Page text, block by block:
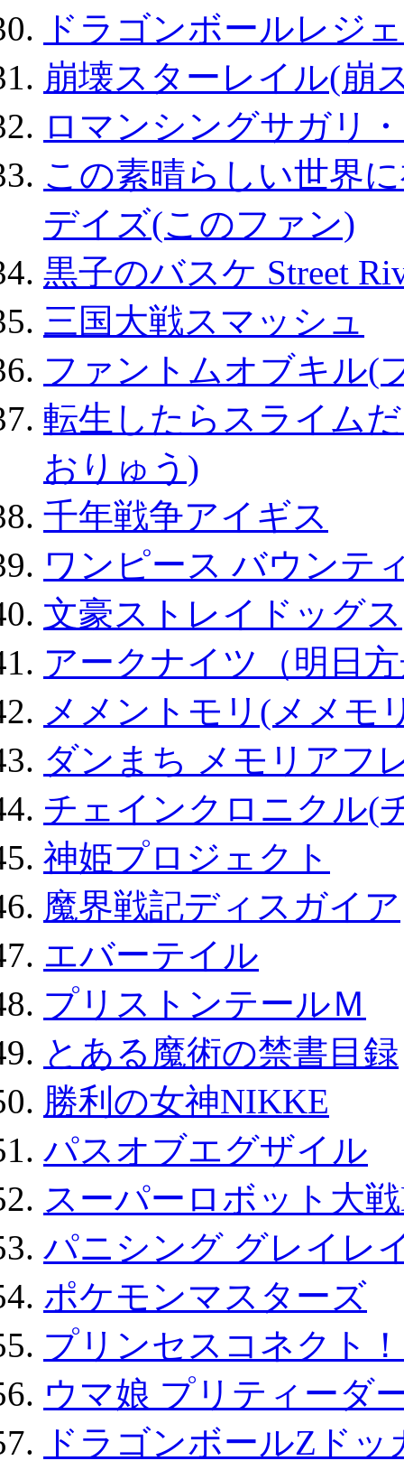
ドラゴンボールレジ
崩壊スターレイル(崩
ロマンシングサガリ
この素晴らしい世界
デイズ(このファン)
黒子のバスケ Street
三国大戦スマッシュ
ファントムオブキル(
転生したらスライム
おりゅう)
千年戦争アイギス
ワンピース バウンテ
文豪ストレイドッグス
アークナイツ（明日
メメントモリ(メメモ
ダンまち メモリアフ
チェインクロニクル(
神姫プロジェクト
魔界戦記ディスガイア
エバーテイル
プリストンテールＭ
とある魔術の禁書目録
勝利の女神NIKKE
パスオブエグザイル
スーパーロボット大
パニシング グレイレ
ポケモンマスターズ
プリンセスコネクト
ウマ娘 プリティーダ
ドラゴンボールZド